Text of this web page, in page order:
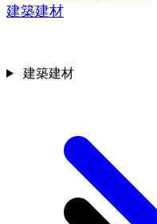
建築建材
建築建材